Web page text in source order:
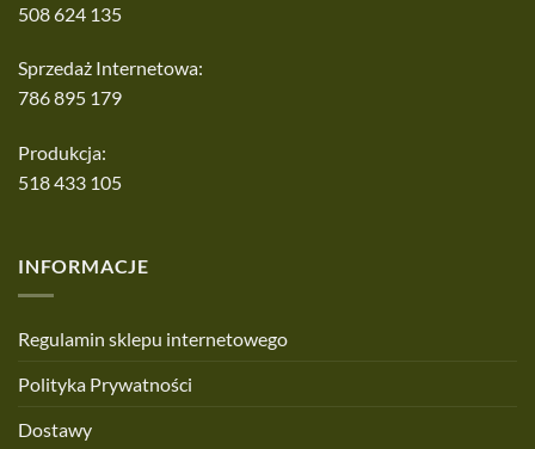
508 624 135
Sprzedaż Internetowa:
786 895 179
Produkcja:
518 433 105
INFORMACJE
Regulamin sklepu internetowego
Polityka Prywatności
Dostawy